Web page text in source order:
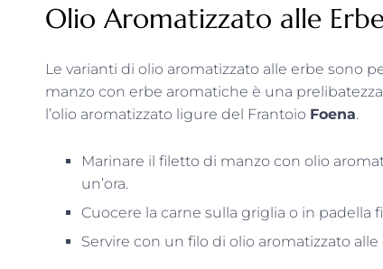
Olio Aromatizzato alle
Le varianti di olio aromatizzato alle erbe sono
manzo con erbe aromatiche è una
l’olio aromatizzato ligure del Frantoio Foena.
Marinare il filetto di manzo con olio
un’ora.
Cuocere la carne sulla griglia o in
Servire con un filo di olio aromatizzato